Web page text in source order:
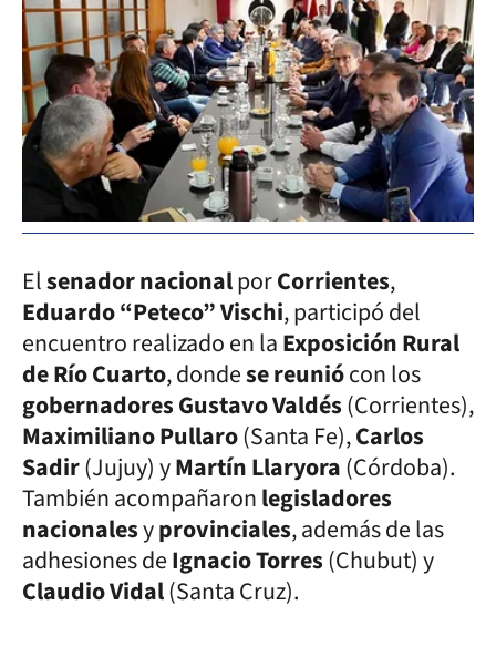
Elsenador nacionalporCorrientes,
Eduardo “Peteco” Vischi, participó del
encuentro realizado en laExposición Rural
de Río Cuarto, dondese reuniócon los
gobernadores Gustavo Valdés(Corrientes),
Maximiliano Pullaro(Santa Fe),Carlos
Sadir(Jujuy) yMartín Llaryora(Córdoba).
También acompañaronlegisladores
nacionalesyprovinciales, además de las
adhesiones deIgnacio Torres(Chubut) y
Claudio Vidal(Santa Cruz).